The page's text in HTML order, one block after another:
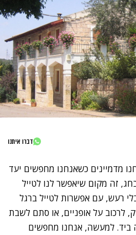
דברו איתנו
מדמיינים כשאנחנו מחפשים יעד
זה מקום שיאפשר לנו לטייל
רעש, עם אפשרות לטייל ברגל
לרכוב על אופניים, או סתם לשבת
ביד. למעשה, אנחנו מחפשים